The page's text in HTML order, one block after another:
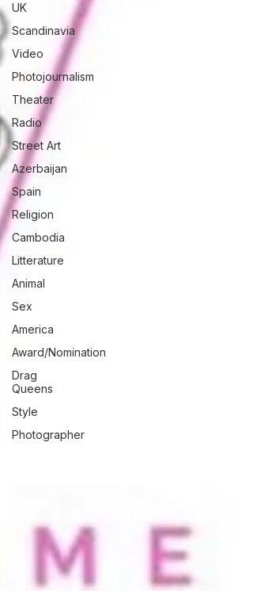
UK
Scandinavia
Video
Photojournalism
Theater
Radio
Street Art
Azerbaijan
Spain
Religion
Cambodia
Litterature
Animal
Sex
America
Award/Nomination
Drag
Queens
Style
Photographer